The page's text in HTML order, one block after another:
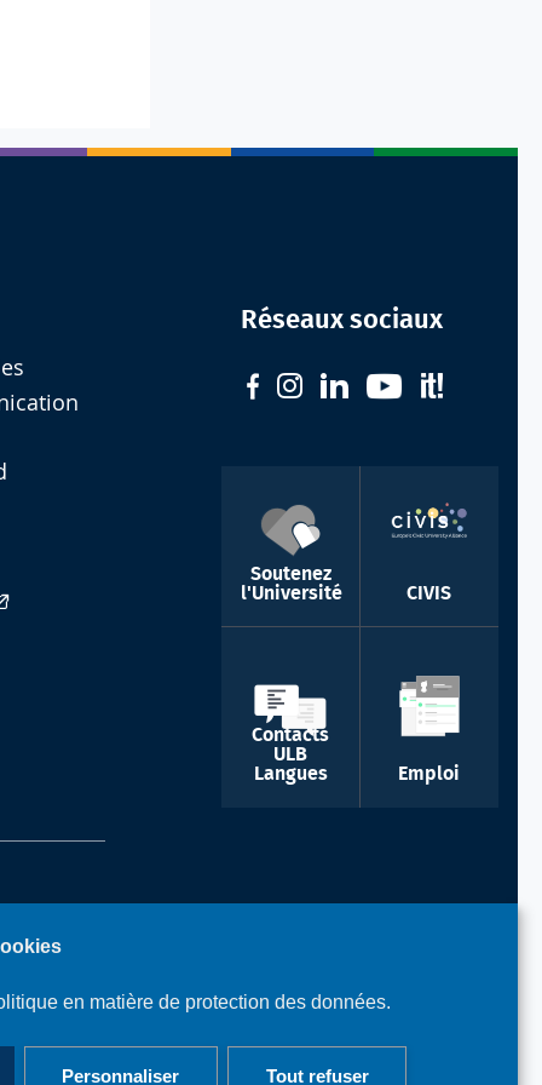
en matière de protection des données.
Tout refuser
Personnaliser
-
Réseaux sociaux
Soutenez
l'Université
CIVIS
Contacts
ULB
Langues
Emploi